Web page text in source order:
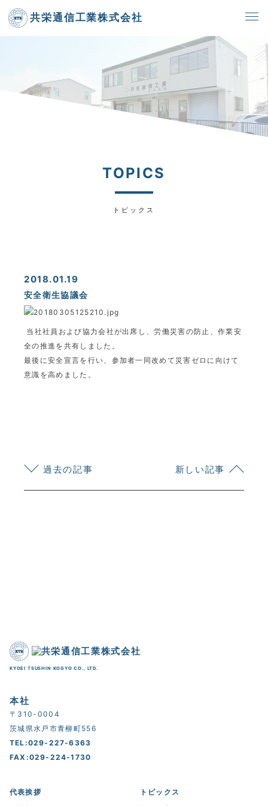
共栄通信工業株式会社
TOPICS
トピックス
2018.01.19
安全衛生協議会
当社社員および協力会社が出席し、労働災害の防止、作業安
全の推進を共有しました。
最後に安全宣言を行い、参加者一同改めて災害ゼロに向けて
意識を高めました。
過去の記事 新しい記事
KYOEI TSUSHIN KOGYO CO., LTD.
本社
〒310-0004
茨城県水戸市青柳町556
TEL:029-227-6363
FAX:029-224-1730
代表挨拶
トピックス